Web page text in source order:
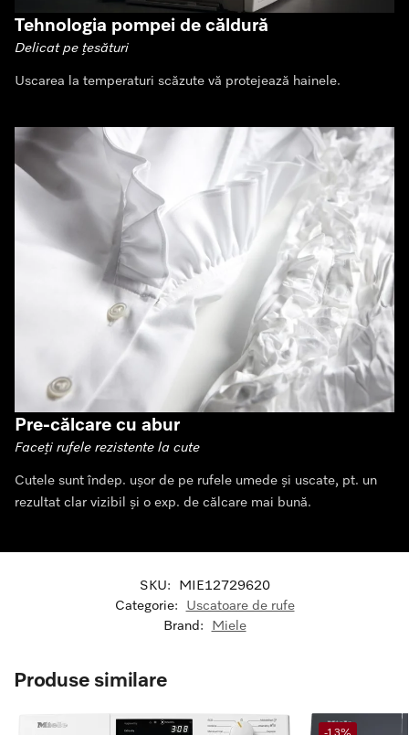
Tehnologia pompei de căldură
Delicat pe țesături
Uscarea la temperaturi scăzute vă protejează hainele.
Pre-călcare cu abur
Faceți rufele rezistente la cute
Cutele sunt îndep. ușor de pe rufele umede și uscate, pt. un
rezultat clar vizibil și o exp. de călcare mai bună.
SKU:
MIE12729620
Categorie:
Uscatoare de rufe
Brand:
Miele
Produse similare
-13%